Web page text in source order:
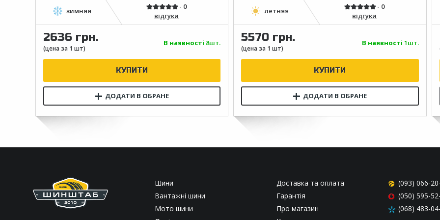
відгуки
2636 грн. В наявності 8шт.
відгуки
5570 грн. В наявності 1шт.
Шини
Вантажні шини
Мото шини
Доставка та оплата
Гарантія
Про магазин
(093) 066-
(050) 595-
(068) 483-